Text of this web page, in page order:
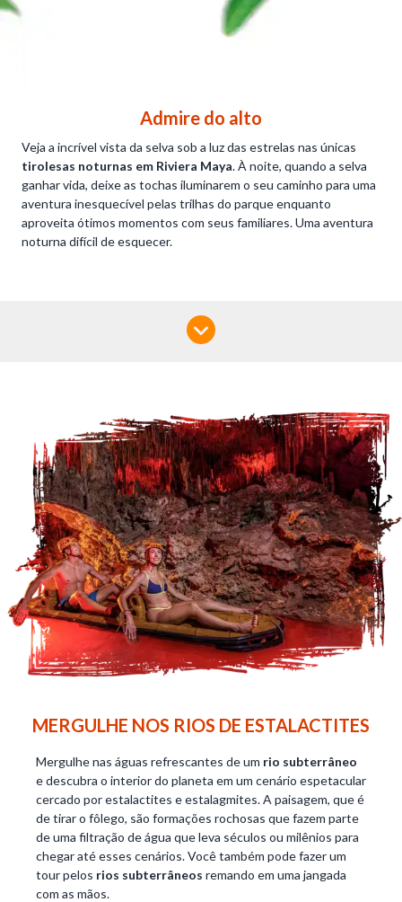
Admire do alto
Veja a incrível vista da selva sob a luz das estrelas nas únicas
tirolesas noturnas em Riviera Maya. À noite, quando a selva
ganhar vida, deixe as tochas iluminarem o seu caminho para uma
aventura inesquecível pelas trilhas do parque enquanto
aproveita ótimos momentos com seus familiares. Uma aventura
noturna difícil de esquecer.
MERGULHE NOS RIOS DE ESTALACTITES
Mergulhe nas águas refrescantes de um rio subterrâneo
e descubra o interior do planeta em um cenário espetacular
cercado por estalactites e estalagmites. A paisagem, que é
de tirar o fôlego, são formações rochosas que fazem parte
de uma filtração de água que leva séculos ou milênios para
chegar até esses cenários. Você também pode fazer um
tour pelos rios subterrâneos remando em uma jangada
com as mãos.